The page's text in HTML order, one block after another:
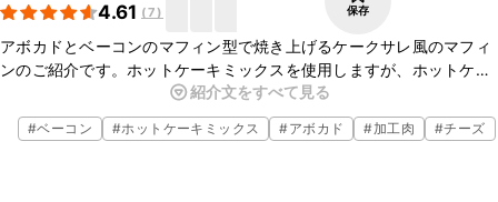
4.61 (7) 保存
アボカドとベーコンのマフィン型で焼き上げるケークサレ風のマフィ
ンのご紹介です。ホットケーキミックスを使用しますが、ホットケー
キミックスの甘みと粉チーズやベーコンの塩味がほどよくマッチし、
小腹が空いた時のおやつにも最適です。
紹介文をすべて見る
#ベーコン #ホットケーキミックス #アボカド #加工肉 #チーズ